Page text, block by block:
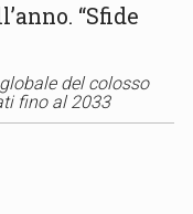
“Sfide
del colosso
fino al 2033